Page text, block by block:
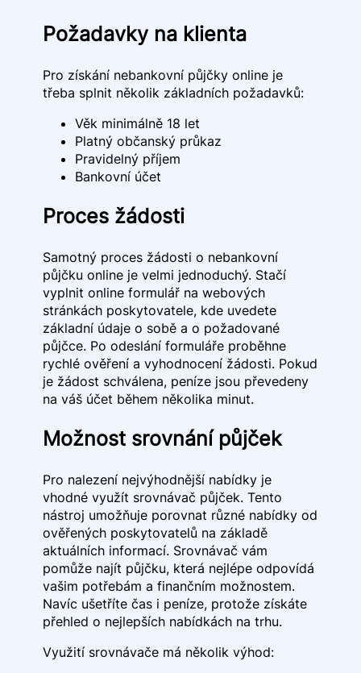
Požadavky na klienta
Pro získání nebankovní půjčky online je
třeba splnit několik základních požadavků:
Věk minimálně 18 let
Platný občanský průkaz
Pravidelný příjem
Bankovní účet
Proces žádosti
Samotný proces žádosti o nebankovní
půjčku online je velmi jednoduchý. Stačí
vyplnit online formulář na webových
stránkách poskytovatele, kde uvedete
základní údaje o sobě a o požadované
půjčce. Po odeslání formuláře proběhne
rychlé ověření a vyhodnocení žádosti. Pokud
je žádost schválena, peníze jsou převedeny
na váš účet během několika minut.
Možnost srovnání půjček
Pro nalezení nejvýhodnější nabídky je
vhodné využít srovnávač půjček. Tento
nástroj umožňuje porovnat různé nabídky od
ověřených poskytovatelů na základě
aktuálních informací. Srovnávač vám
pomůže najít půjčku, která nejlépe odpovídá
vašim potřebám a finančním možnostem.
Navíc ušetříte čas i peníze, protože získáte
přehled o nejlepších nabídkách na trhu.
Využití srovnávače má několik výhod: